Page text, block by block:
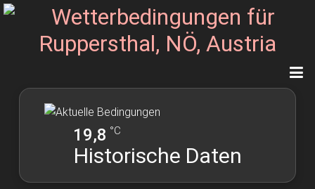
19,8 °C
Historische Daten